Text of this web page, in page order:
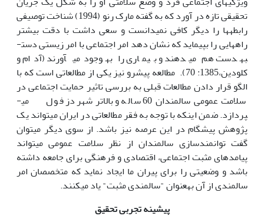
تحقیقی تازه در آورد که به گفته مارک رنو (1994) شناخت توصیفی
رابطه­ها را دیگر کافی نمی­دانست و سعی داشت با دقت بیش­تر
راه­­هایی را بپیماید که نشان دهد امر اجتماعی با امر زیستی دست­
به­دست هم می­دهند و بیماری را به­وجود می­آورند (آدام و
کلودین،1385: 70). مطالعه پیش­رو نیز یکی از مطالعاتی است که با
الگو قرار دادن مطالعات قبلی به بررسی تاثیر حمایت اجتماعی در
سلامت عمومی سالمندان 60 ساله و بالاتر شهر دزفول می­
پردازد. ضمن این­که با توجه به فقر مطالعاتی در ایران می­تواند یک
پژوهش پیش­گام در این عرصه نیز باشد. از سوی دیگر می­توان
گفت توانمندسازی سالمندان از نظر سلامت عمومی می­تواند
پیامدهای مثبت اجتماعی، اقتصادی و فرهنگی برای جامعه داشته
باشد و وضعیتی را برای پیران ما ایجاد نماید که متخصصان امر
سالمندی از آن به­عنوان "سالمندی مثبت" یاد می­کنند.
پیشینه تجربی تحقیق